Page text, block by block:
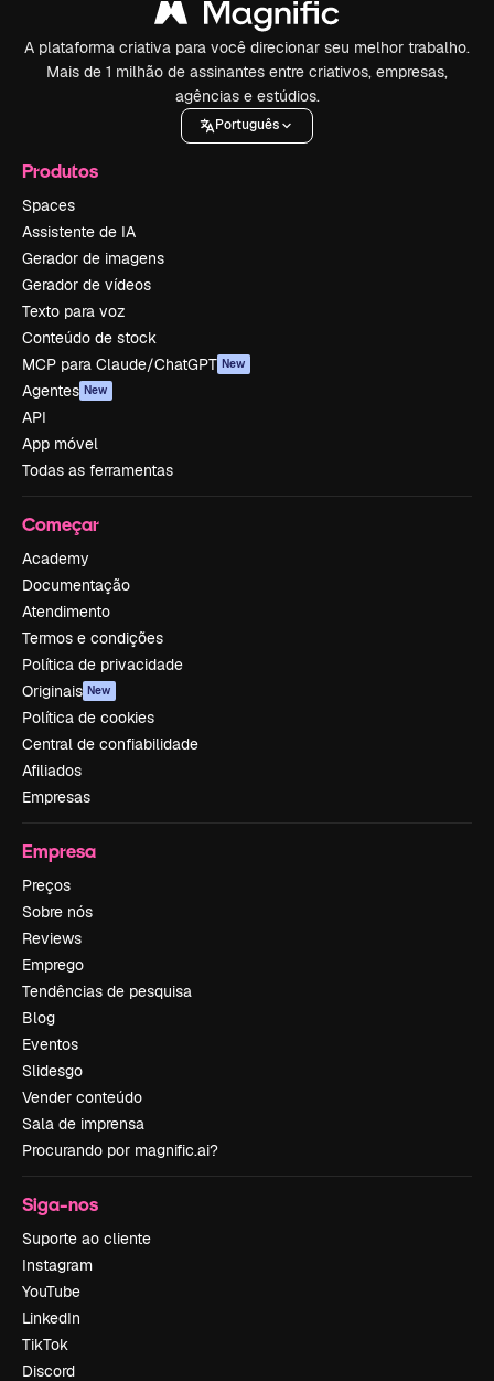
A plataforma criativa para você direcionar seu melhor trabalho.
Mais de 1 milhão de assinantes entre criativos, empresas,
agências e estúdios.
Português
Produtos
Spaces
Assistente de IA
Gerador de imagens
Gerador de vídeos
Texto para voz
Conteúdo de stock
MCP para Claude/ChatGPT New
Agentes New
API
App móvel
Todas as ferramentas
Começar
Academy
Documentação
Atendimento
Termos e condições
Política de privacidade
Originais New
Política de cookies
Central de confiabilidade
Afiliados
Empresas
Empresa
Preços
Sobre nós
Reviews
Emprego
Tendências de pesquisa
Blog
Eventos
Slidesgo
Vender conteúdo
Sala de imprensa
Procurando por magnific.ai?
Siga-nos
Suporte ao cliente
Instagram
YouTube
LinkedIn
TikTok
Discord